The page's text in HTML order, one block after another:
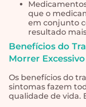
que o
em conjunto
resultado
Benefícios do
Morrer Excessivo
Os benefícios do
sintomas fazem
qualidade de vida.